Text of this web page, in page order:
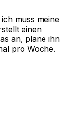
muss meine
einen
an, plane ihn
pro Woche.